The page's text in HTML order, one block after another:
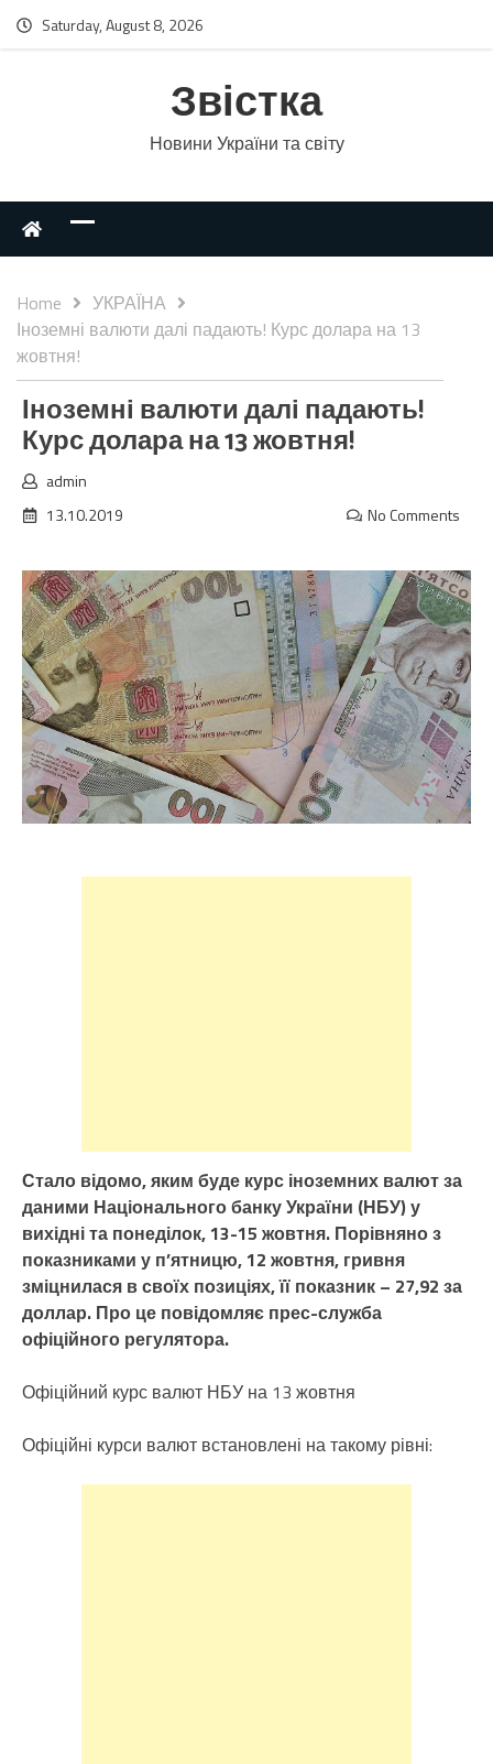
Saturday, August 8, 2026
Звістка
Новини України та світу
Home
УКРАЇНА
Іноземні валюти далі падають! Курс долара на 13
жовтня!
Іноземні валюти далі падають!
Курс долара на 13 жовтня!
admin
13.10.2019
No Comments
Стало відомо, яким буде курс іноземних валют за
даними Національного банку України (НБУ) у
вихідні та понеділок, 13-15 жовтня. Порівняно з
показниками у п’ятницю, 12 жовтня, гривня
зміцнилася в своїх позиціях, її показник – 27,92 за
доллар. Про це повідомляє прес-служба
офіційного регулятора.
Офіційний курс валют НБУ на 13 жовтня
Офіційні курси валют встановлені на такому рівні: